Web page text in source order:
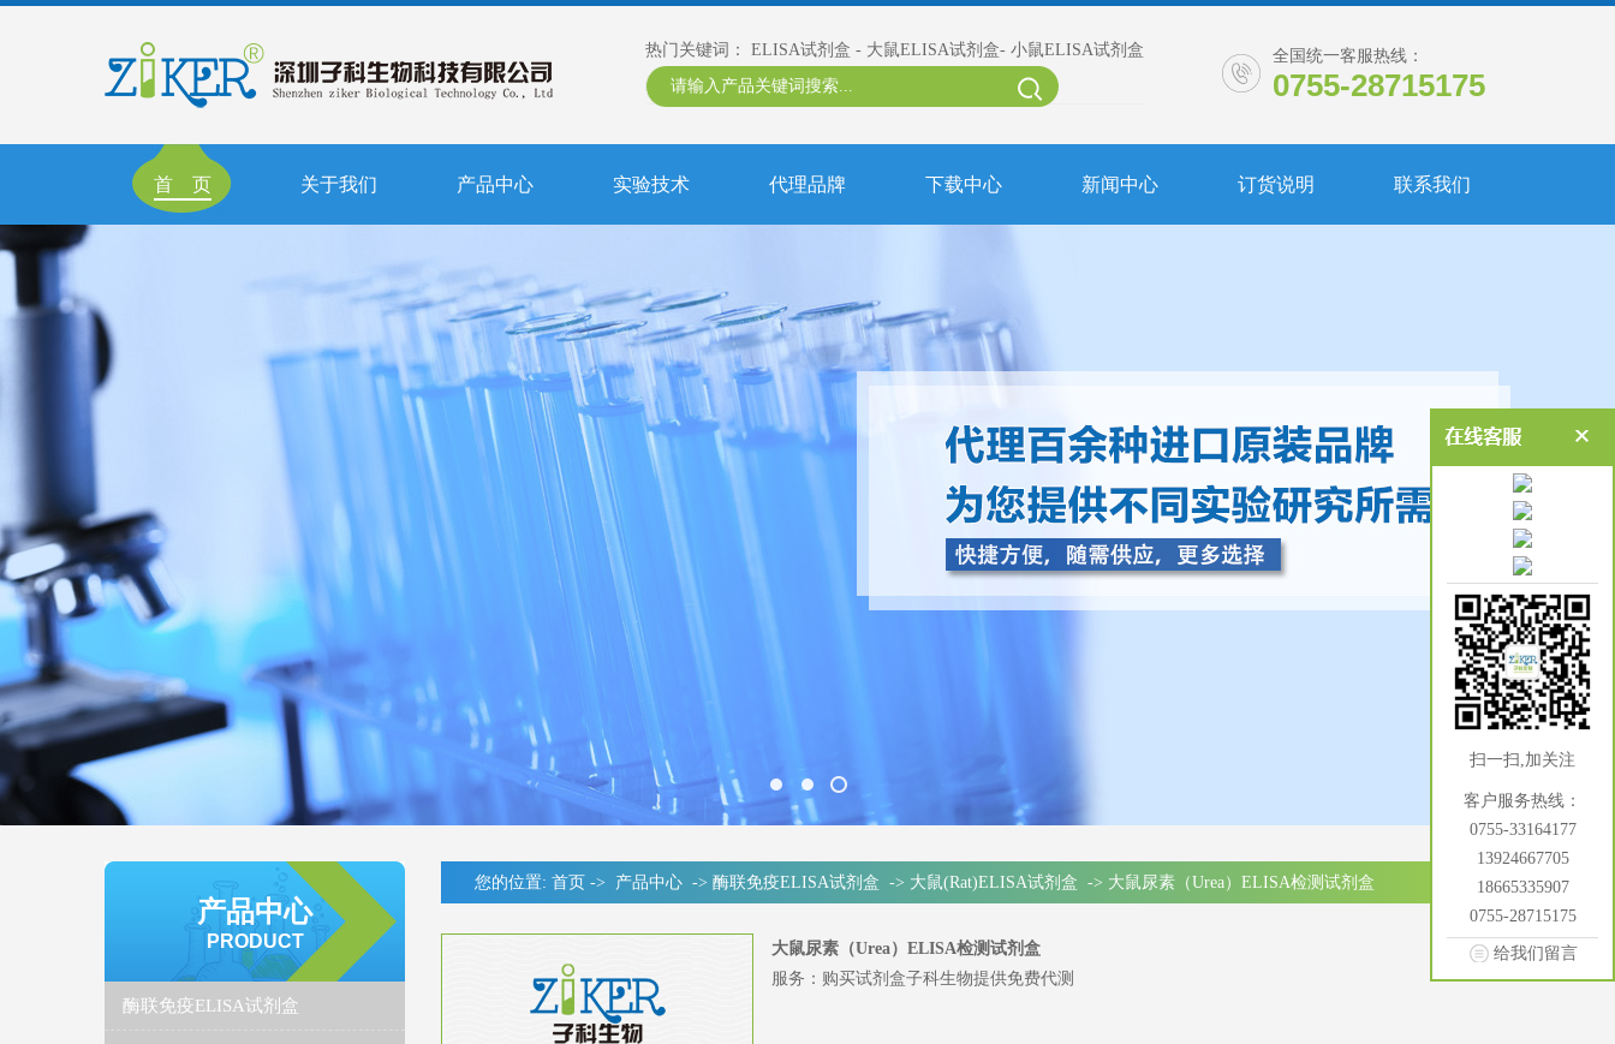
热门关键词： ELISA试剂盒 - 大鼠ELISA试剂盒- 小鼠ELISA试剂盒 全国统一客服热线：
0755-28715175
首 页 关于我们 产品中心 实验技术 代理品牌 下载中心 新闻中心 订货说明 联系我们
产品中心
PRODUCT
酶联免疫ELISA试剂盒
您的位置: 首页 -> 产品中心 -> 酶联免疫ELISA试剂盒 -> 大鼠(Rat)ELISA试剂盒 -> 大鼠尿素（Urea）ELISA检测试剂盒
大鼠尿素（Urea）ELISA检测试剂盒
服务：购买试剂盒子科生物提供免费代测
扫一扫,加关注
客户服务热线：
0755-33164177
13924667705
18665335907
0755-28715175
给我们留言